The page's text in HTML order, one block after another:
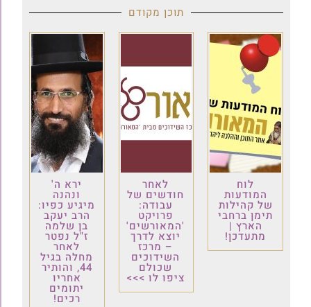
תוכן מקודם
לוח
המודעות
של קהילות
תימן ברחבי
הארץ |
מתעדכן!
לאחר
חודשים של
עבודה:
פרויקט
'המאורשים'
יוצא לדרך
– מרכז
השידוכים
שכולם
ציפו לו >>>
ירא ה'
ונהנה
מיגיע כפיו:
הרב יעקב
בן שלמה
ז"ל נפטר
לאחר
מחלה בגיל
44, והותיר
אחריו
יתומים
רכים!